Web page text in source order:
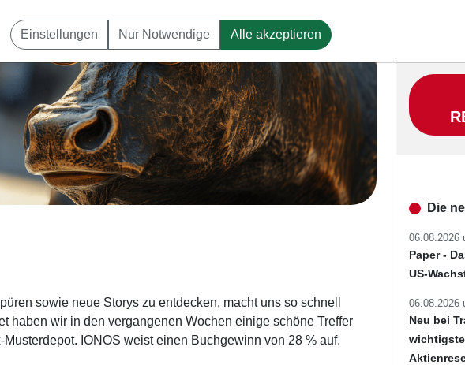
sowie neue Storys zu entdecken, macht uns so schnell
haben wir in den vergangenen Wochen einige schöne Treffer
IONOS weist einen Buchgewinn von 28 % auf.
Die
06.08.2026
Paper -
US-
06.08.2026
Neu bei
Einstellungen Nur Notwendige Alle akzeptieren